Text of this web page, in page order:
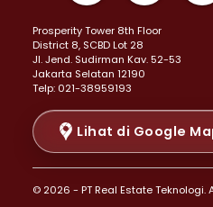
Properti Dijual di Menteng >
Properti Dijual di Senen >
Properti Dijual di Tanah Abang >
Properti Dijual di Cikini >
Properti Dijual di Kramat >
Properti Dijual di Pasar Baru >
Properti Dijual di Bendungan
Properti Dijual di Jakarta
Prosperity Tower 8th Floor
District 8, SCBD Lot 28
JI. Jend. Sudirman Kav. 52-53
Jakarta Selatan 12190
Telp: 021-38959193
Lihat di Google
© 2026 - PT Real Estate Teknologi.